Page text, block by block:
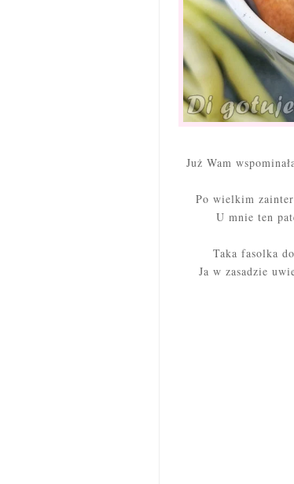
Już Wam
Po wielkim
U mnie ten
Taka fasolka
Ja w zasadzie